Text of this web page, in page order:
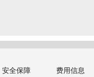
安全保障 费用信息